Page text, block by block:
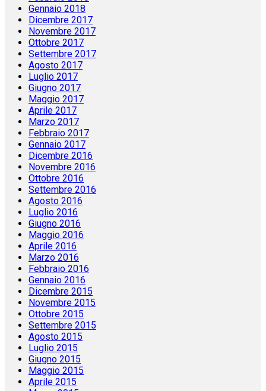
Gennaio 2018
Dicembre 2017
Novembre 2017
Ottobre 2017
Settembre 2017
Agosto 2017
Luglio 2017
Giugno 2017
Maggio 2017
Aprile 2017
Marzo 2017
Febbraio 2017
Gennaio 2017
Dicembre 2016
Novembre 2016
Ottobre 2016
Settembre 2016
Agosto 2016
Luglio 2016
Giugno 2016
Maggio 2016
Aprile 2016
Marzo 2016
Febbraio 2016
Gennaio 2016
Dicembre 2015
Novembre 2015
Ottobre 2015
Settembre 2015
Agosto 2015
Luglio 2015
Giugno 2015
Maggio 2015
Aprile 2015